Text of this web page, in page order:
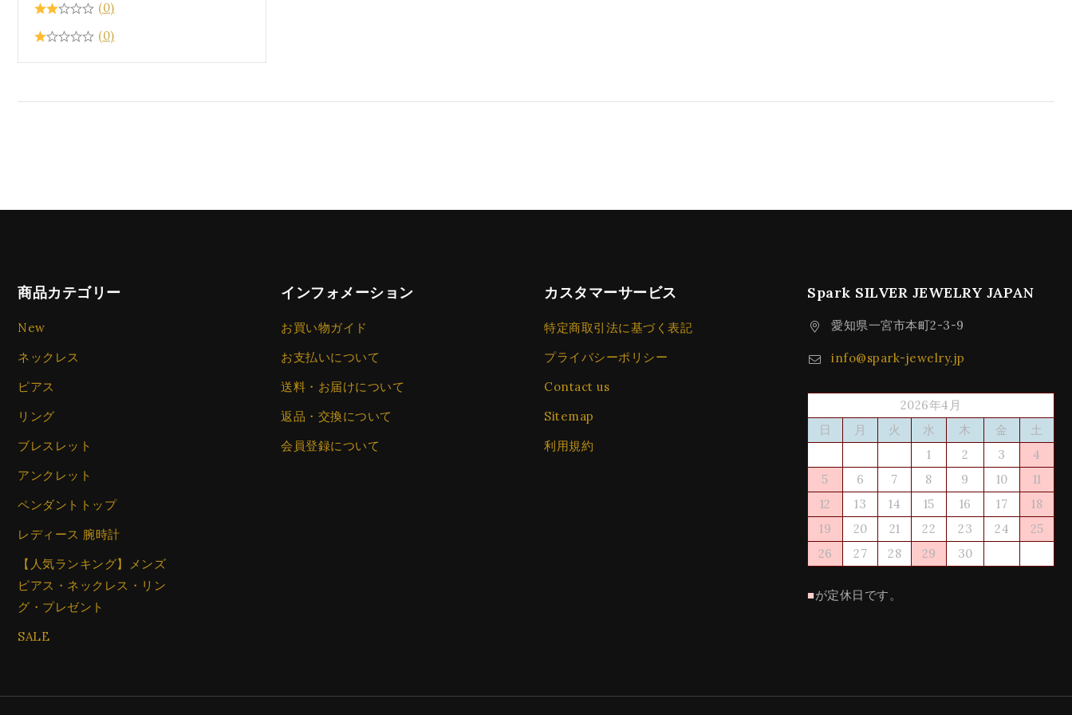
(0)
(0)
商品カテゴリー
New
ネックレス
ピアス
リング
ブレスレット
アンクレット
ペンダントトップ
レディース 腕時計
【人気ランキング】メンズ
ピアス・ネックレス・リン
グ・プレゼント
SALE
インフォメーション
お買い物ガイド
お支払いについて
送料・お届けについて
返品・交換について
会員登録について
カスタマーサービス
特定商取引法に基づく表記
プライバシーポリシー
Contact us
Sitemap
利用規約
Spark SILVER JEWELRY JAPAN
愛知県一宮市本町2-3-9
info@spark-jewelry.jp
2026年4月
日
月 火 水 木 金
土
1
2 3
4
5
6 7 8 9 10
11
12
13 14 15 16 17
18
19
20 21 22 23 24
25
26
27 28 29 30
■が定休日です。